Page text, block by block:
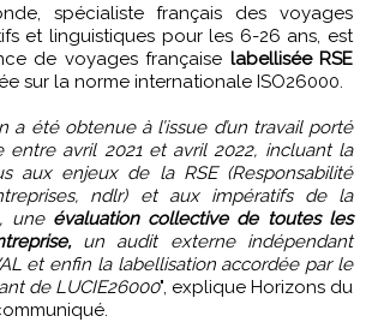
et linguistiques pour les 6-26 ans, est
de voyages française labellisée RSE
sur la norme internationale ISO26000.
a été obtenue à l’issue d’un travail porté
entre avril 2021 et avril 2022, incluant la
aux enjeux de la RSE (Responsabilité
ndlr) et aux impératifs de la
une évaluation collective de toutes les
un audit externe indépendant
et enfin la labellisation accordée par le
de LUCIE26000", explique Horizons du